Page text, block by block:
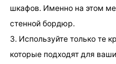
шкафов. Именно на этом
стенной бордюр.
3. Используйте только те
которые подходят для